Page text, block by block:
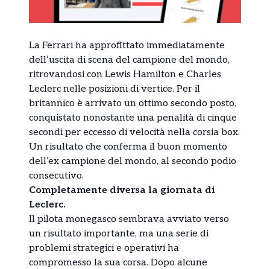
La Ferrari ha approfittato immediatamente
dell’uscita di scena del campione del mondo,
ritrovandosi con Lewis Hamilton e Charles
Leclerc nelle posizioni di vertice. Per il
britannico è arrivato un ottimo secondo posto,
conquistato nonostante una penalità di cinque
secondi per eccesso di velocità nella corsia box.
Un risultato che conferma il buon momento
dell’ex campione del mondo, al secondo podio
consecutivo.
Completamente diversa la giornata di
Leclerc.
Il pilota monegasco sembrava avviato verso
un risultato importante, ma una serie di
problemi strategici e operativi ha
compromesso la sua corsa. Dopo alcune